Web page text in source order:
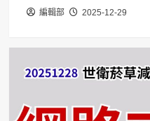
編輯部 2025-12-29